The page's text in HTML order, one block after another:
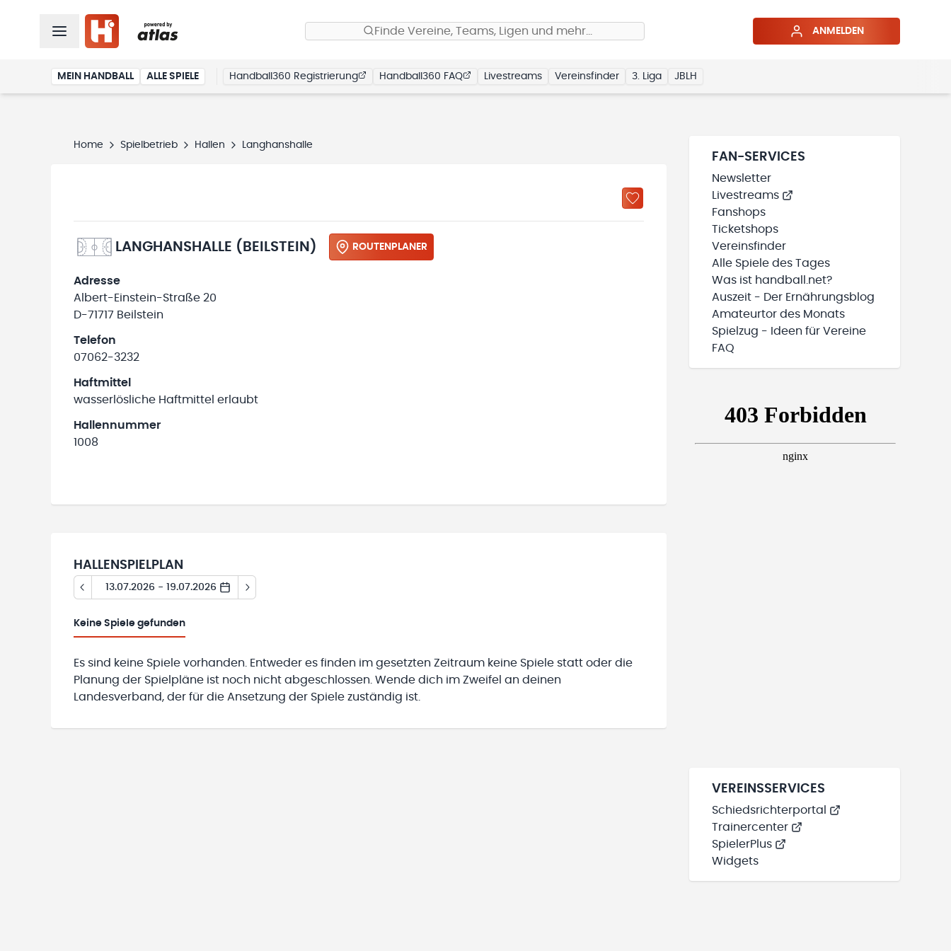
Finde Vereine, Teams, Ligen und mehr… ANMELDEN
MEIN HANDBALL ALLE SPIELE Handball360 Registrierung Handball360 FAQ Livestreams Vereinsfinder 3. Liga JBLH
Home Spielbetrieb Hallen Langhanshalle
LANGHANSHALLE (BEILSTEIN) ROUTENPLANER
Adresse
Albert-Einstein-Straße 20
D-71717 Beilstein
Telefon
07062-3232
Haftmittel
wasserlösliche Haftmittel erlaubt
Hallennummer
1008
HALLENSPIELPLAN
13.07.2026 - 19.07.2026
Keine Spiele gefunden
Es sind keine Spiele vorhanden. Entweder es finden im gesetzten Zeitraum keine Spiele statt oder die
Planung der Spielpläne ist noch nicht abgeschlossen. Wende dich im Zweifel an deinen
Landesverband, der für die Ansetzung der Spiele zuständig ist.
FAN-SERVICES
Newsletter
Livestreams
Fanshops
Ticketshops
Vereinsfinder
Alle Spiele des Tages
Was ist handball.net?
Auszeit - Der Ernährungsblog
Amateurtor des Monats
Spielzug - Ideen für Vereine
FAQ
VEREINSSERVICES
Schiedsrichterportal
Trainercenter
SpielerPlus
Widgets